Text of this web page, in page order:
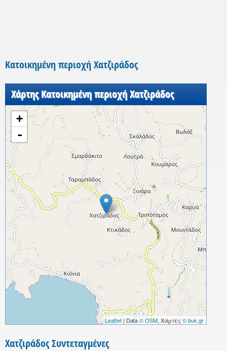
Κατοικημένη περιοχή Χατζιράδος
Χάρτης Κατοικημένη περιοχή Χατζιράδος
+
-
Leaflet | Data© OSM, Χάρτες © buk.gr
Χατζιράδος Συντεταγμένες